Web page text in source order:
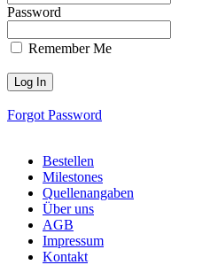
Password
Remember Me
Forgot Password
Bestellen
Milestones
Quellenangaben
Über uns
AGB
Impressum
Kontakt